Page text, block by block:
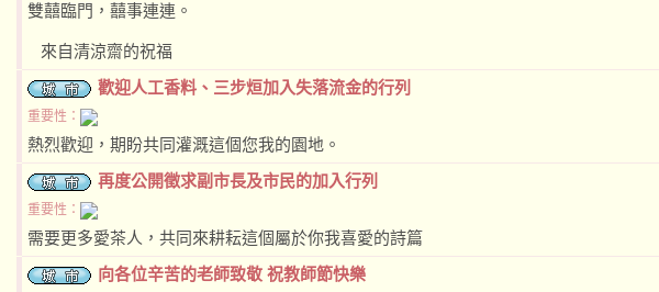
雙囍臨門，囍事連連。
來自清涼齋的祝福
歡迎人工香料、三步烜加入失落流金的行列
重要性：
熱烈歡迎，期盼共同灌溉這個您我的園地。
再度公開徵求副市長及市民的加入行列
重要性：
需要更多愛茶人，共同來耕耘這個屬於你我喜愛的詩篇
向各位辛苦的老師致敬 祝教師節快樂